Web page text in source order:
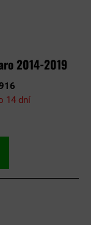
2014-2019
14 dní